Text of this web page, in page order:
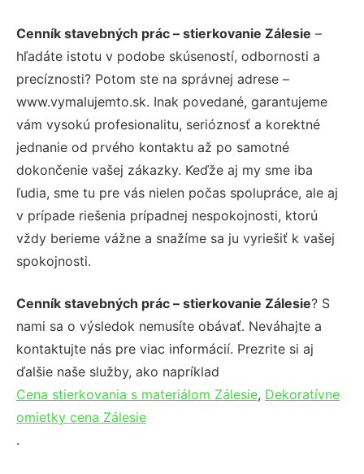
Cenník stavebných prác – stierkovanie Zálesie –
hľadáte istotu v podobe skúseností, odbornosti a
precíznosti? Potom ste na správnej adrese –
www.vymalujemto.sk. Inak povedané, garantujeme
vám vysokú profesionalitu, serióznosť a korektné
jednanie od prvého kontaktu až po samotné
dokončenie vašej zákazky. Keďže aj my sme iba
ľudia, sme tu pre vás nielen počas spolupráce, ale aj
v prípade riešenia prípadnej nespokojnosti, ktorú
vždy berieme vážne a snažíme sa ju vyriešiť k vašej
spokojnosti.
Cenník stavebných prác – stierkovanie Zálesie? S
nami sa o výsledok nemusíte obávať. Neváhajte a
kontaktujte nás pre viac informácií. Prezrite si aj
ďalšie naše služby, ako napríklad
Cena stierkovania s materiálom Zálesie, Dekoratívne
omietky cena Zálesie
.